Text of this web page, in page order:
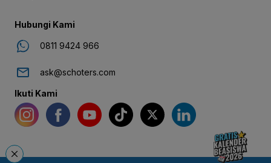
Hubungi Kami
0811 9424 966
ask@schoters.com
Ikuti Kami